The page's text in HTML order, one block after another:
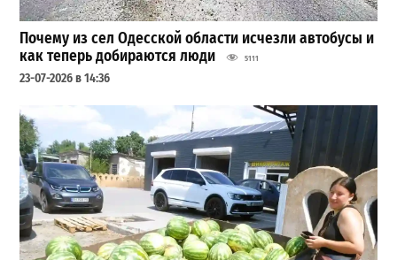
Почему из сел Одесской области исчезли автобусы и
как теперь добираются люди
5111
23-07-2026 в 14:36